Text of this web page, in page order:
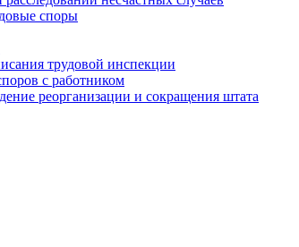
споры
трудовой инспекции
с работником
реорганизации и сокращения штата